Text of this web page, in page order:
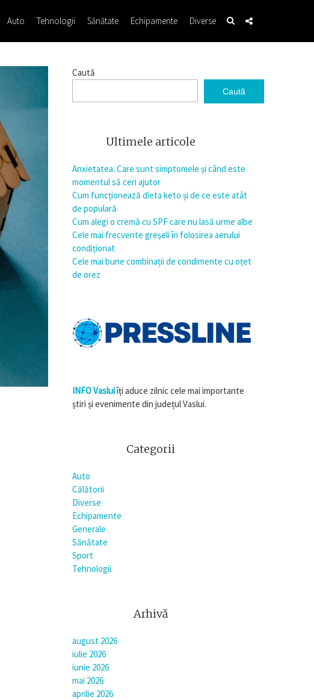
Auto Tehnologii Sănătate Echipamente Diverse
Caută
Caută
Ultimele articole
Anxietatea. Care sunt simptomele și când este
momentul să ceri ajutor
Cum funcționează dieta keto și de ce este atât
de populară
Cum alegi o cremă cu SPF care nu lasă urme albe
Cele mai frecvente greșeli în folosirea aerului
condiționat
Cele mai bune combinații de condimente cu oțet
de orez
INFO Vasluiîți aduce zilnic cele mai importante
știri și evenimente din județul Vaslui.
Categorii
Auto
Călătorii
Diverse
Echipamente
Generale
Sănătate
Sport
Tehnologii
Arhivă
august 2026
iulie 2026
iunie 2026
mai 2026
aprilie 2026